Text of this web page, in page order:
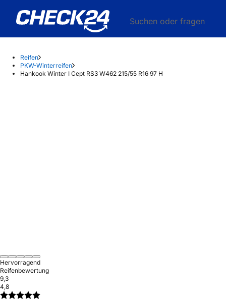
Suchen oder fragen
Reifen
PKW-Winterreifen
Hankook Winter I Cept RS3 W462 215/55 R16 97 H
Hervorragend
Reifenbewertung
9,3
4,8